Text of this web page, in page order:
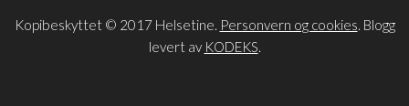
Kopibeskyttet © 2017 Helsetine. Personvern og cookies. Blogg
levert av KODEKS.